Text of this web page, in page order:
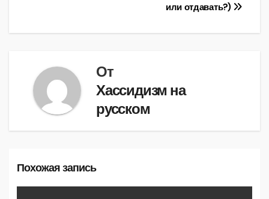
или отдавать?)
От
Хассидизм на
русском
Похожая запись